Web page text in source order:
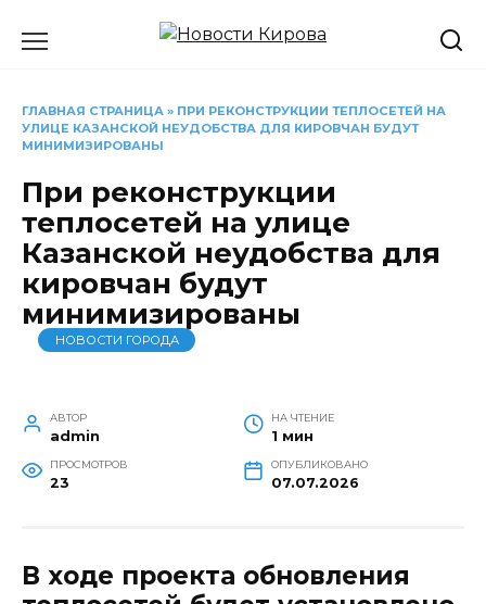
ГЛАВНАЯ СТРАНИЦА » ПРИ РЕКОНСТРУКЦИИ ТЕПЛОСЕТЕЙ НА
УЛИЦЕ КАЗАНСКОЙ НЕУДОБСТВА ДЛЯ КИРОВЧАН БУДУТ
МИНИМИЗИРОВАНЫ
При реконструкции
теплосетей на улице
Казанской неудобства для
кировчан будут
минимизированы
НОВОСТИ ГОРОДА
АВТОР
admin
НА ЧТЕНИЕ
1 мин
ПРОСМОТРОВ
23
ОПУБЛИКОВАНО
07.07.2026
В ходе проекта обновления